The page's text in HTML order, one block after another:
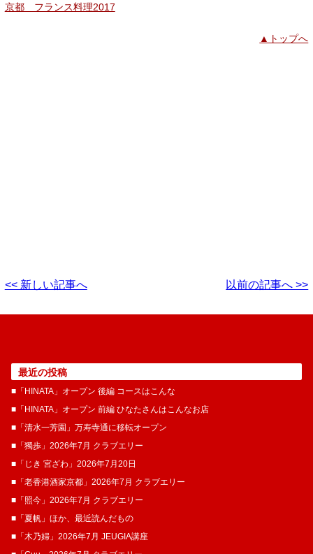
京都 フランス料理2017
▲トップへ
<< 新しい記事へ 以前の記事へ >>
最近の投稿
■「HINATA」オープン 後編 コースはこんな
■「HINATA」オープン 前編 ひなたさんはこんなお店
■「清水一芳園」万寿寺通に移転オープン
■「獨歩」2026年7月 クラブエリー
■「じき 宮ざわ」2026年7月20日
■「老香港酒家京都」2026年7月 クラブエリー
■「照今」2026年7月 クラブエリー
■「夏帆」ほか、最近読んだもの
■「木乃婦」2026年7月 JEUGIA講座